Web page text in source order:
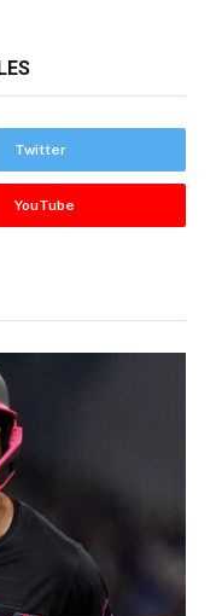
Twitter
YouTube